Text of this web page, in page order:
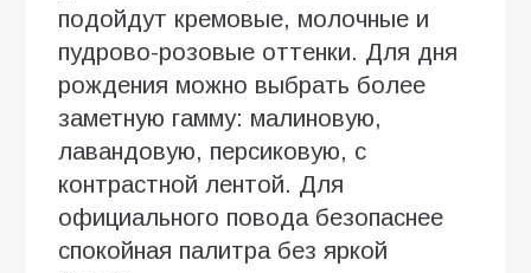
подойдут кремовые, молочные и
пудрово-розовые оттенки. Для дня
рождения можно выбрать более
заметную гамму: малиновую,
лавандовую, персиковую, с
контрастной лентой. Для
официального повода безопаснее
спокойная палитра без яркой